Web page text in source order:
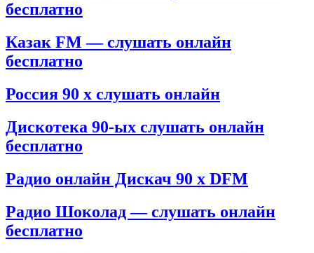
бесплатно
Казак FM — слушать онлайн
бесплатно
Россия 90 х слушать онлайн
Дискотека 90-ых слушать онлайн
бесплатно
Радио онлайн Дискач 90 х DFM
Радио Шоколад — слушать онлайн
бесплатно